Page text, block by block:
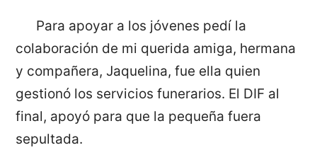
Para apoyar a los jóvenes pedí la
colaboración de mi querida amiga, hermana
y compañera, Jaquelina, fue ella quien
gestionó los servicios funerarios. El DIF al
final, apoyó para que la pequeña fuera
sepultada.